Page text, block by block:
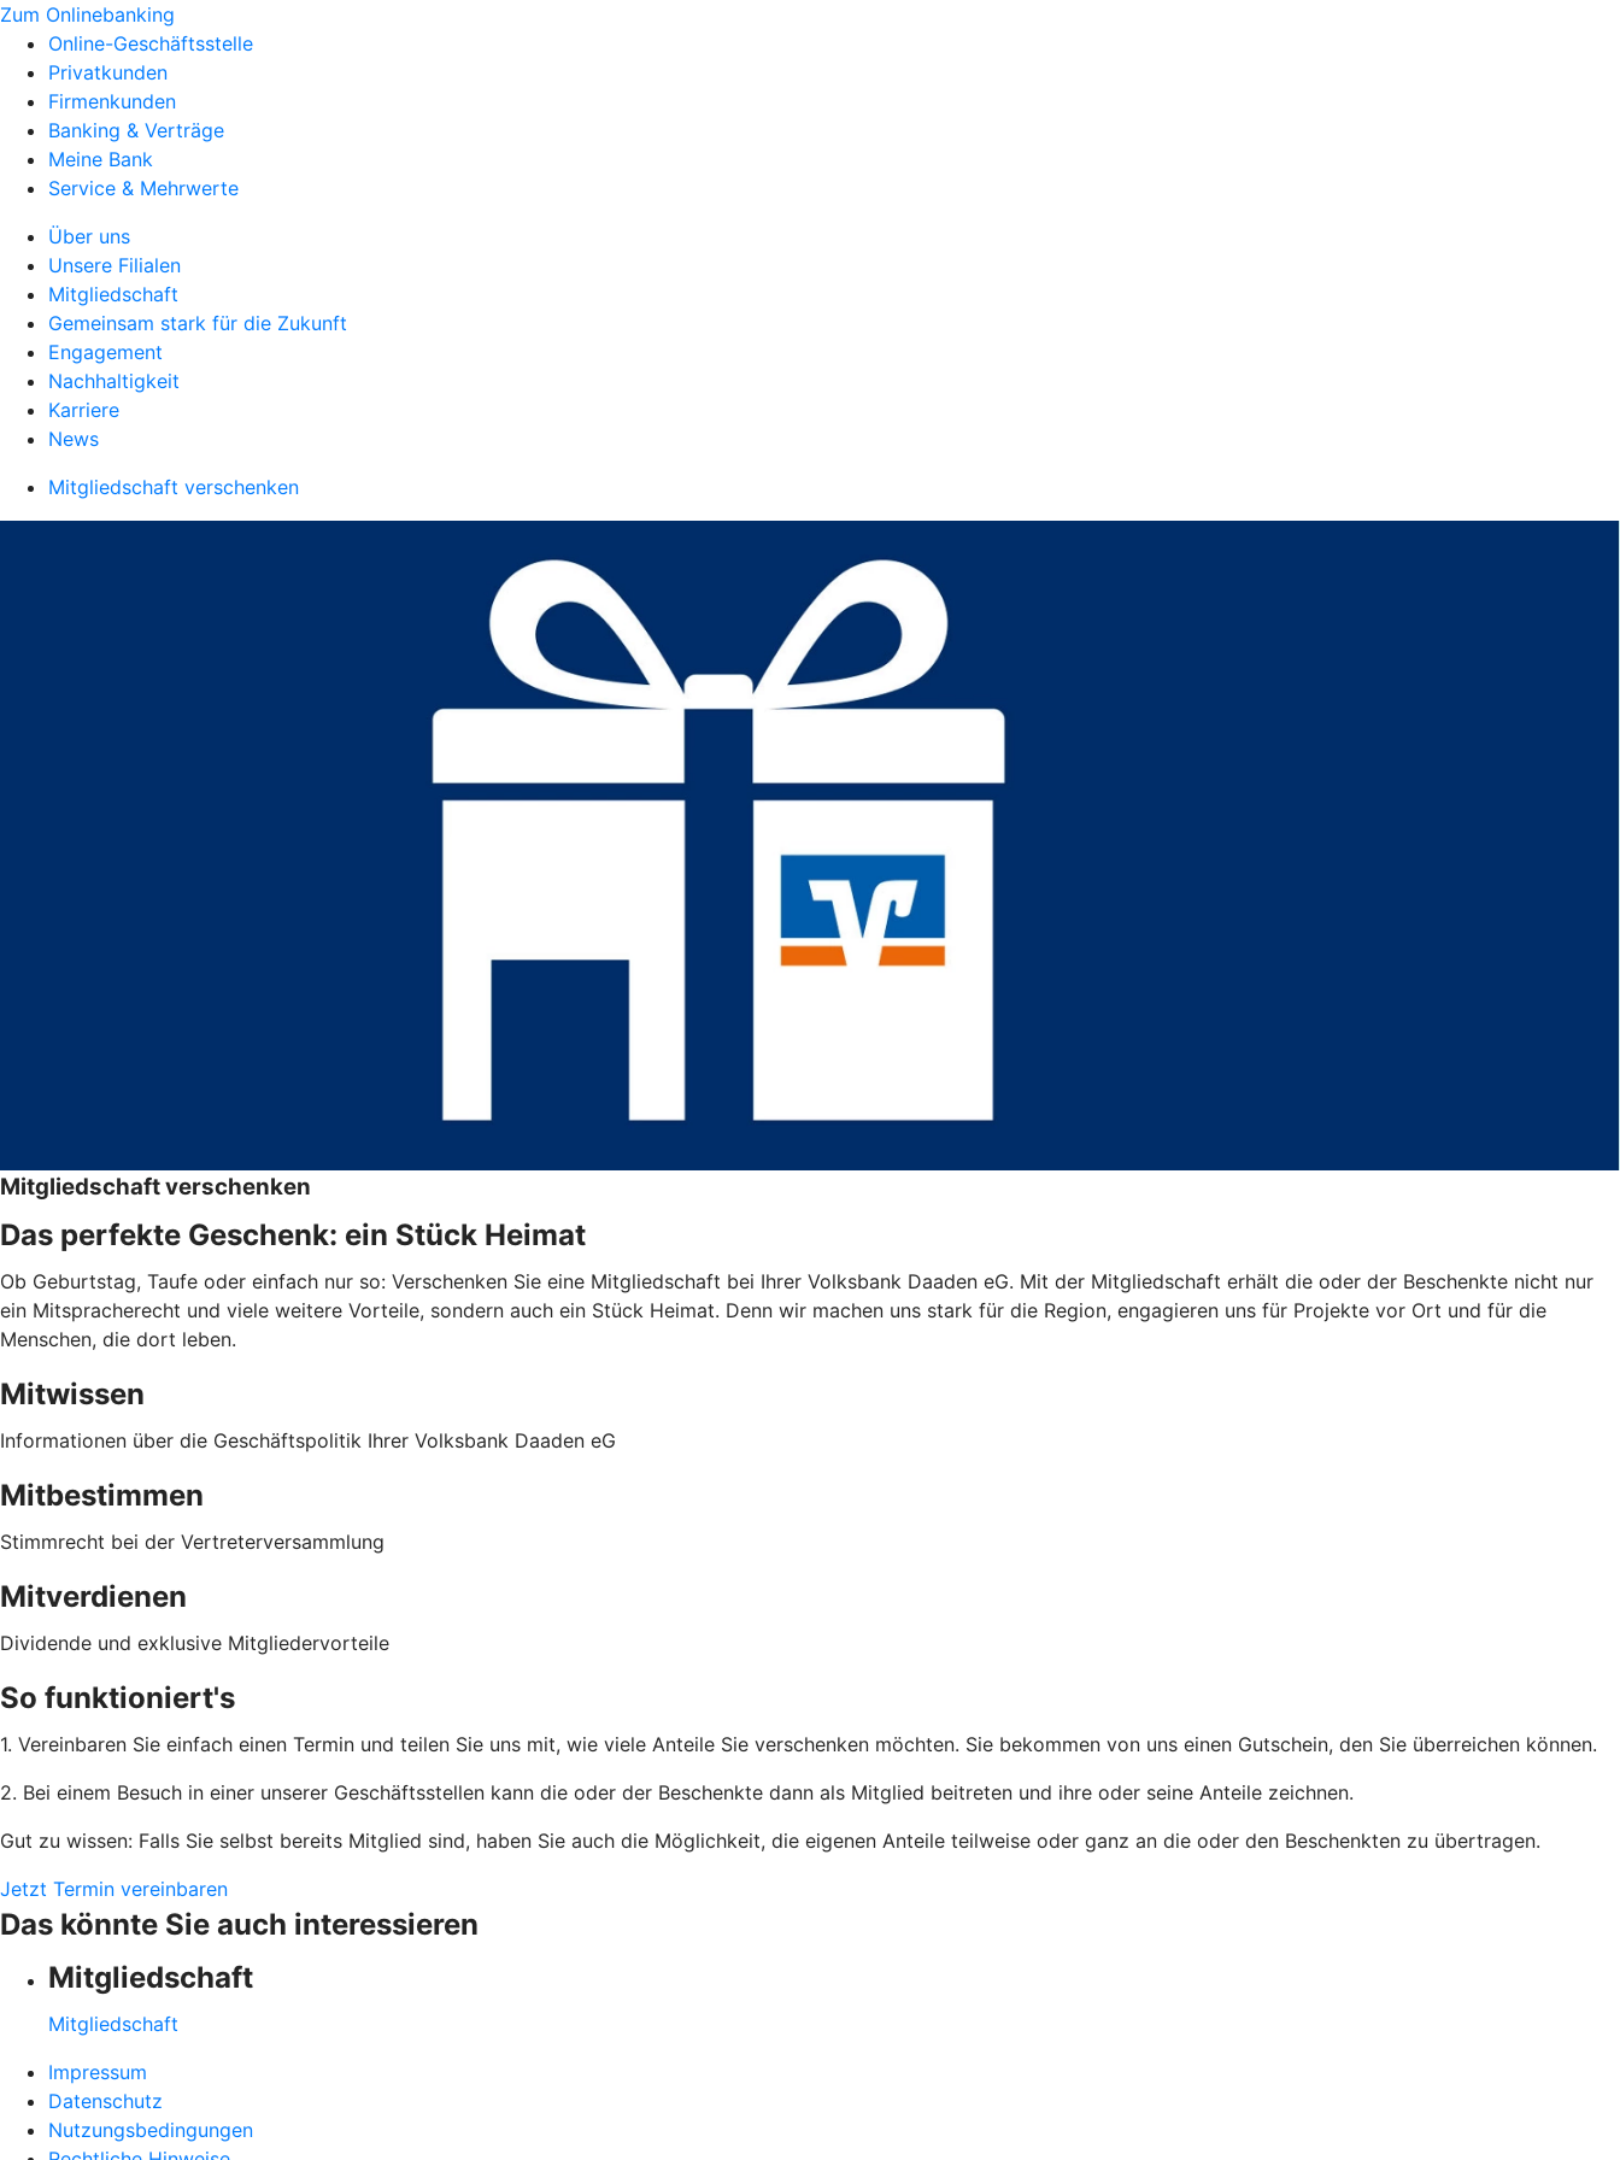
Zum Onlinebanking
Online-Geschäftsstelle
Privatkunden
Firmenkunden
Banking & Verträge
Meine Bank
Service & Mehrwerte
Über uns
Unsere Filialen
Mitgliedschaft
Gemeinsam stark für die Zukunft
Engagement
Nachhaltigkeit
Karriere
News
Mitgliedschaft verschenken
Mitgliedschaft verschenken
Das perfekte Geschenk: ein Stück Heimat
Ob Geburtstag, Taufe oder einfach nur so: Verschenken Sie eine Mitgliedschaft bei Ihrer Volksbank Daaden eG. Mit der Mitgliedschaft erhält die oder der Beschenkte nicht nur
ein Mitspracherecht und viele weitere Vorteile, sondern auch ein Stück Heimat. Denn wir machen uns stark für die Region, engagieren uns für Projekte vor Ort und für die
Menschen, die dort leben.
Mitwissen
Informationen über die Geschäftspolitik Ihrer Volksbank Daaden eG
Mitbestimmen
Stimmrecht bei der Vertreterversammlung
Mitverdienen
Dividende und exklusive Mitgliedervorteile
So funktioniert's
1. Vereinbaren Sie einfach einen Termin und teilen Sie uns mit, wie viele Anteile Sie verschenken möchten. Sie bekommen von uns einen Gutschein, den Sie überreichen können.
2. Bei einem Besuch in einer unserer Geschäftsstellen kann die oder der Beschenkte dann als Mitglied beitreten und ihre oder seine Anteile zeichnen.
Gut zu wissen: Falls Sie selbst bereits Mitglied sind, haben Sie auch die Möglichkeit, die eigenen Anteile teilweise oder ganz an die oder den Beschenkten zu übertragen.
Jetzt Termin vereinbaren
Das könnte Sie auch interessieren
Mitgliedschaft
Mitgliedschaft
Impressum
Datenschutz
Nutzungsbedingungen